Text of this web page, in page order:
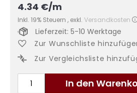
4.34 €/m
Inkl. 19% Steuern , exkl. Versandkosten
In den
Lieferzeit: 5-10 Werktage
Zur Wunschliste
Zur Vergleichsliste